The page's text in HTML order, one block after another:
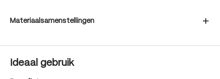
Materiaalsamenstellingen
Ideaal gebruik